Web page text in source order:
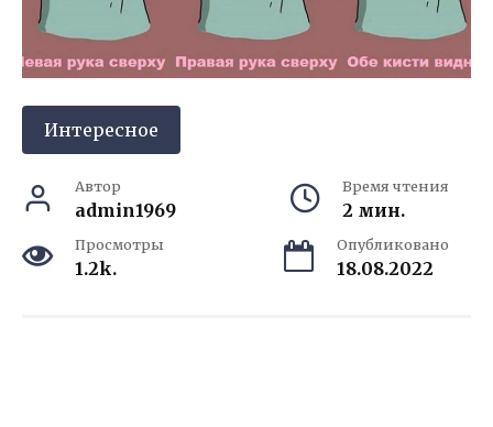
Интересное
Автор
admin1969
Время чтения
2 мин.
Просмотры
1.2k.
Опубликовано
18.08.2022